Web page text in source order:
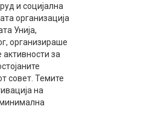
и социјална
организација
Унија,
организираше
за
совет. Темите
на